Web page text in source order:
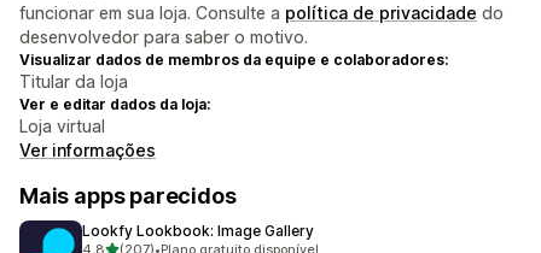
funcionar em sua loja. Consulte a política de privacidade do
desenvolvedor para saber o motivo.
Visualizar dados de membros da equipe e colaboradores:
Titular da loja
Ver e editar dados da loja:
Loja virtual
Ver informações
Mais apps parecidos
Lookfy Lookbook: Image Gallery
de 5 estrelas